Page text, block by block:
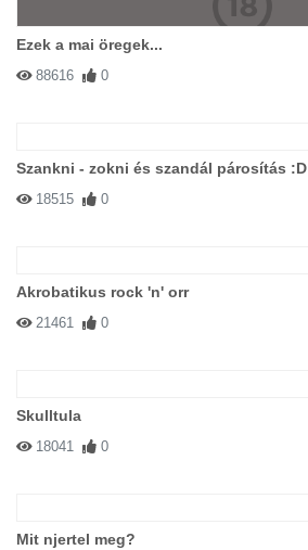
Ezek a mai öregek...
88616 0
Szankni - zokni és szandál párosítás :D
18515 0
Akrobatikus rock 'n' orr
21461 0
Skulltula
18041 0
Mit njertel meg?